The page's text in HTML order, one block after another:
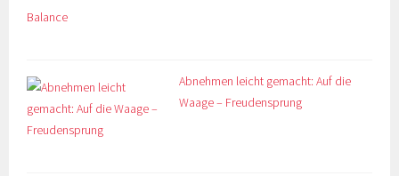
Abnehmen leicht gemacht: Auf die
Waage – Freudensprung